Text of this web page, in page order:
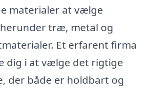
materialer at vælge
træ, metal og
Et erfarent firma
dig i at vælge det rigtige
der både er holdbart og